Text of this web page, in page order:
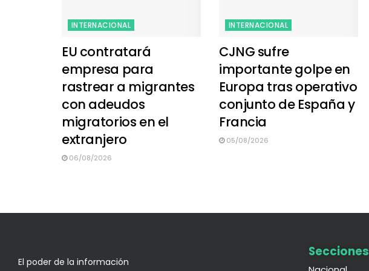
INTERNACIONAL
EU contratará
empresa para
rastrear a migrantes
con adeudos
migratorios en el
extranjero
06/08/2026
INTERNACIONAL
CJNG sufre
importante golpe en
Europa tras operativo
conjunto de España y
Francia
05/08/2026
El poder de la información
Secciones